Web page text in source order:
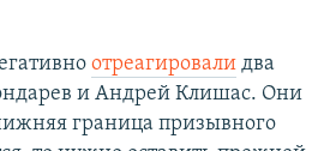
отреагировали два
и Андрей Клишас. Они
граница призывного